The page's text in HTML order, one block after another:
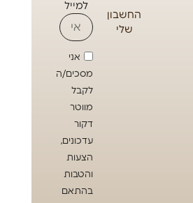
החשבון
שלי
למייל
אני
מסכים/ה
לקבל
מווטר
דקור
עדכונים,
הצעות
והטבות
בהתאם